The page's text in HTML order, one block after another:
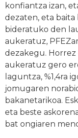
konfiantza izan,
dezaten, eta
bideratuko den
aukeratuz,
dezakegu. Horrez
aukeratuz gero
laguntza, %1,4ra
jomugaren
bakanetarikoa.
eta beste
bat ongiaren